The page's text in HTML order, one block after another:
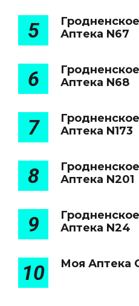
5
Аптека N67
6
Аптека N68
7
Аптека N173
8
Аптека N201
9
Аптека N24
10 Моя Аптека